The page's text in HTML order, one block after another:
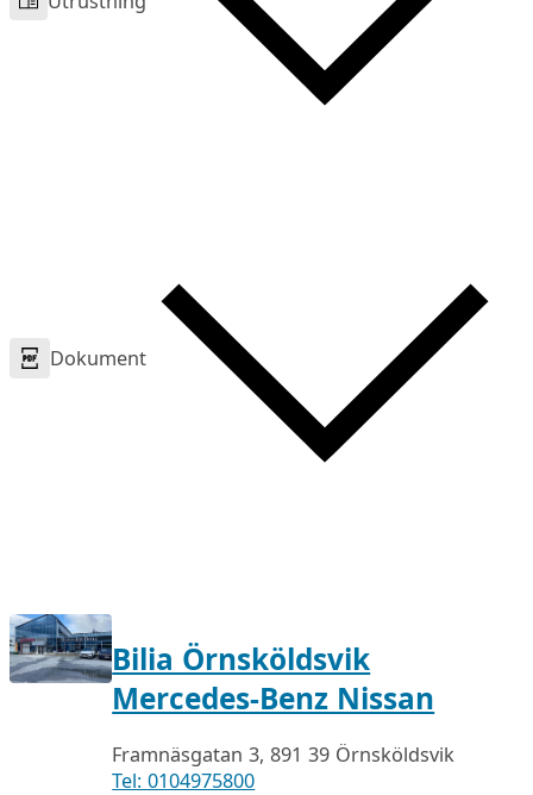
Dokument
Bilia Örnsköldsvik
Mercedes-Benz Nissan
Framnäsgatan 3, 891 39 Örnsköldsvik
Tel: 0104975800